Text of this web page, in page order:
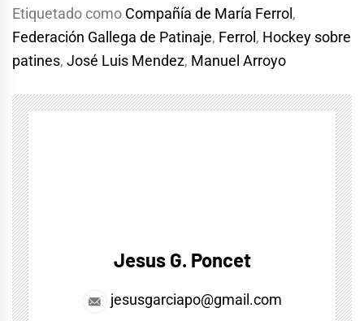
Etiquetado como Compañía de María Ferrol ,
Federación Gallega de Patinaje, Ferrol , Hockey sobre
patines, José Luis Mendez, Manuel Arroyo
Jesus G. Poncet
jesusgarciapo@gmail.com